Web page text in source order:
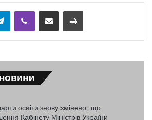
TelegramViber Надіслати електронною поштоюНадрукувати
освіти знову змінено: що
Кабінету Міністрів України